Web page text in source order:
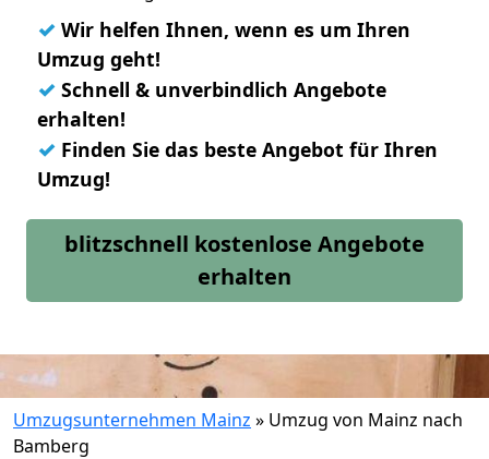
✓ Wir helfen Ihnen, wenn es um Ihren
Umzug geht!
✓ Schnell & unverbindlich Angebote
erhalten!
✓ Finden Sie das beste Angebot für Ihren
Umzug!
blitzschnell kostenlose Angebote
erhalten
Umzugsunternehmen Mainz » Umzug von Mainz nach
Bamberg